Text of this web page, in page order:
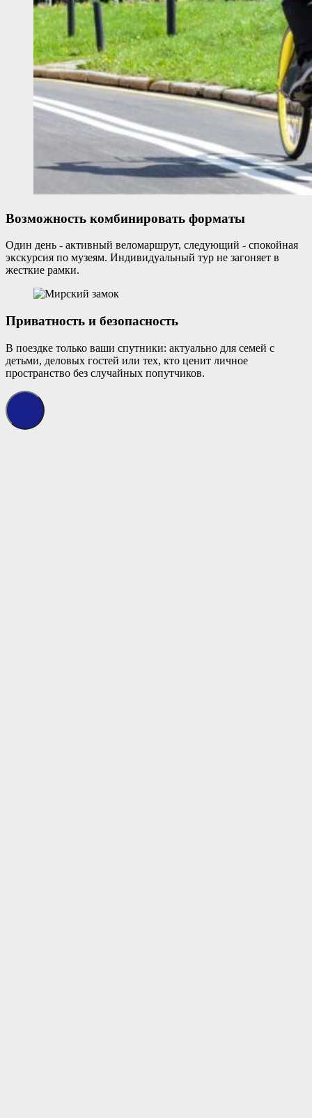
Возможность комбинировать форматы
Один день - активный веломаршрут, следующий - спокойная
экскурсия по музеям. Индивидуальный тур не загоняет в
жесткие рамки.
Приватность и безопасность
В поездке только ваши спутники: актуально для семей с
детьми, деловых гостей или тех, кто ценит личное
пространство без случайных попутчиков.